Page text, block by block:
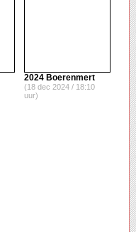
2024 Boerenmert
(18 dec 2024 / 18:10
uur)